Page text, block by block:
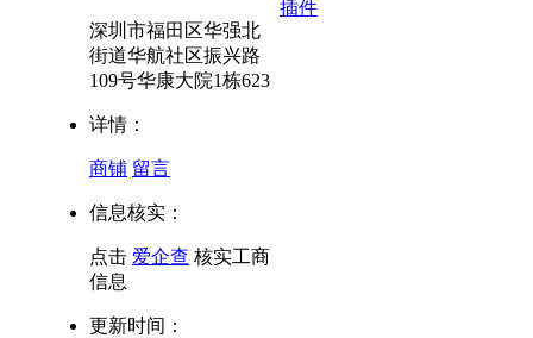
深圳市福田区华强北
街道华航社区振兴路
109号华康大院1栋623
详情：
商铺 留言
信息核实：
点击 爱企查 核实工商
信息
更新时间：
插件